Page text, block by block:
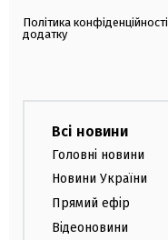
Політика конфіденційності
додатку
Всі новини
Головні новини
Новини України
Прямий ефір
Відеоновини